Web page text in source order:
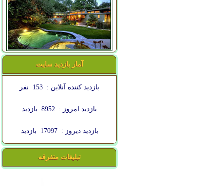
آمار بازدید سایت
بازدید کننده آنلاین : 153 نفر
بازدید امروز : 8952 بازدید
بازدید دیروز : 17097 بازدید
تبلیغات متفرقه